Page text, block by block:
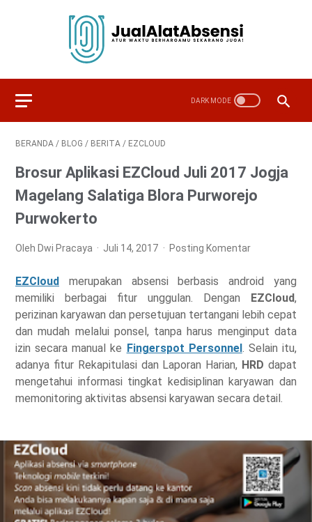
BERANDA / BLOG / BERITA / EZCLOUD
Brosur Aplikasi EZCloud Juli 2017 Jogja
Magelang Salatiga Blora Purworejo
Purwokerto
Oleh Dwi Pracaya Juli 14, 2017 Posting Komentar
EZCloud merupakan absensi berbasis android yang
memiliki berbagai fitur unggulan. Dengan EZCloud,
perizinan karyawan dan persetujuan tertangani lebih cepat
dan mudah melalui ponsel, tanpa harus menginput data
izin secara manual ke Fingerspot Personnel. Selain itu,
adanya fitur Rekapitulasi dan Laporan Harian, HRD dapat
mengetahui informasi tingkat kedisiplinan karyawan dan
memonitoring aktivitas absensi karyawan secara detail.